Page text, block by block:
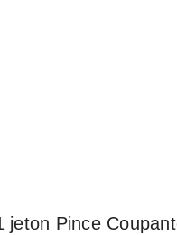
Pince